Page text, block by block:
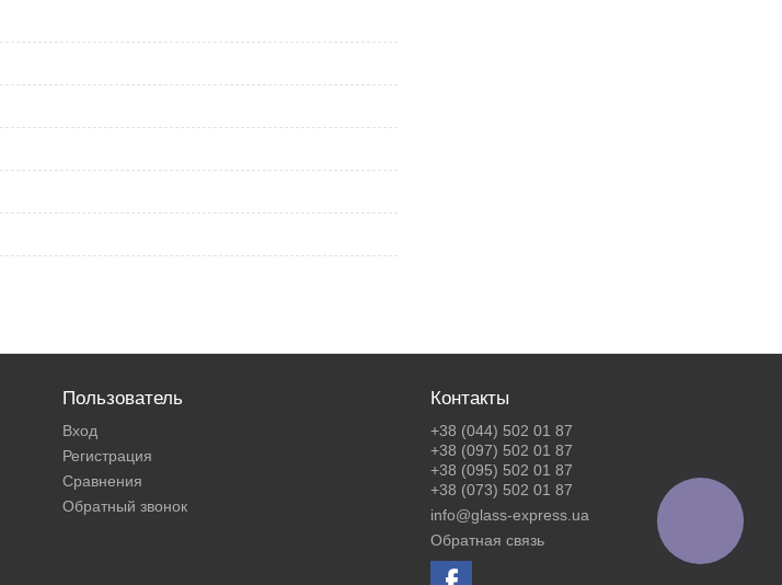
Пользователь
Вход
Регистрация
Сравнения
Обратный звонок
Контакты
+38 (044) 502 01 87
+38 (097) 502 01 87
+38 (095) 502 01 87
+38 (073) 502 01 87
info@glass-express.ua
Обратная связь